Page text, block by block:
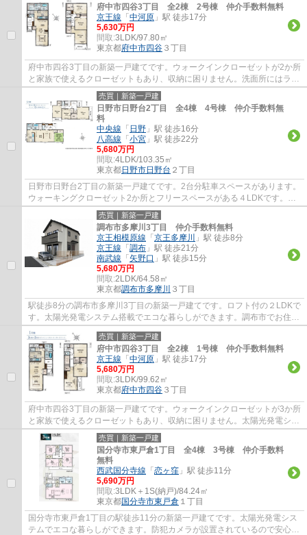
府中市四谷3丁目 全2棟 2号棟 仲介手数料無料
京王線 「 中河原 」駅 徒歩17分
5,630万円
間取:3LDK/97.80㎡
東京都府中市四谷 ３丁目
府中市四谷3丁目の新築一戸建てです。ウォークインクローゼットが2か所
と家族で使えるクローゼットもあり、収納に困りません。洗面所にはラン
ドリールームがありお洗濯がラクになりま...
売買｜新築一戸建
日野市日野台2丁目 全4棟 4号棟 仲介手数料無
料
中央線 「 日野 」駅 徒歩16分
八高線 「 小宮 」駅 徒歩22分
5,680万円
間取:4LDK/103.35㎡
東京都日野市日野台 ２丁目
日野市日野台2丁目の新築一戸建てです。2台分駐車スペースがあります。
ウォーキングクローゼット2か所とフリースペースがある４LDKです。食
洗機や浴室乾燥機等、設備も充実しています...
売買｜新築一戸建
調布市多摩川3丁目 仲介手数料無料
京王相模原線 「 京王多摩川
」駅 徒歩8分
京王線 「 調布 」駅 徒歩21分
南武線 「 矢野口 」駅 徒歩15分
5,680万円
間取:2LDK/64.58㎡
東京都調布市多摩川 ３丁目
駅徒歩8分の調布市多摩川3丁目の新築一戸建てです。ロフト付の２LDKで
す。太陽光発電システム搭載でエコな暮らしができます。調布市でお住ま
いをお探しなら多摩地区に詳しいエージーホ...
売買｜新築一戸建
府中市四谷3丁目 全2棟 1号棟 仲介手数料無料
京王線 「 中河原 」駅 徒歩17分
5,680万円
間取:3LDK/99.62㎡
東京都府中市四谷 ３丁目
府中市四谷3丁目の新築一戸建てです。ウォークインクローゼットが3か所
と家族で使えるクローゼットもあり、収納に困りません。太陽光発電シス
テム搭載でエコな暮らしができます。食洗...
売買｜新築一戸建
国分寺市東戸倉1丁目 全4棟 3号棟 仲介手数料
無料
西武国分寺線 「 恋ヶ窪 」駅 徒歩11分
5,690万円
間取:3LDK＋1S(納戸)/84.24㎡
東京都国分寺市東戸倉 １丁目
国分寺市東戸倉1丁目の駅徒歩11分の新築一戸建てです。太陽光発電シス
テムでエコな暮らしができます。防犯カメラが設置されているので安心感